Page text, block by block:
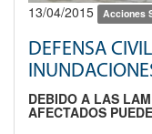
13/04/2015 Acciones
DEFENSA
DEBIDO A LAS
AFECTADOS